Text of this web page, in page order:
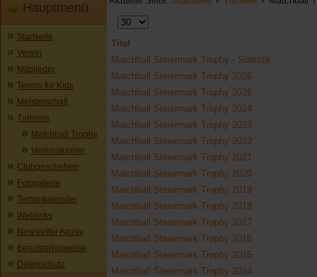
Hauptmenü
Startseite
Verein
Mitglieder
Tennis für Kids
Meisterschaft
Turniere
Matchball Trophy
Vereinsturnier
Clubgeschehen
Fotogalerie
Terminkalender
Weblinks
Newsletter Archiv
Benutzerhinweise
Datenschutz
Anzeige
Titel
Matchball Steiermark Trophy - Statistik
Matchball Steiermark Trophy 2026
Matchball Steiermark Trophy 2025
Matchball Steiermark Trophy 2024
Matchball Steiermark Trophy 2023
Matchball Steiermark Trophy 2022
Matchball Steiermark Trophy 2021
Matchball Steiermark Trophy 2020
Matchball Steiermark Trophy 2019
Matchball Steiermark Trophy 2018
Matchball Steiermark Trophy 2017
Matchball Steiermark Trophy 2016
Matchball Steiermark Trophy 2015
Matchball Steiermark Trophy 2014